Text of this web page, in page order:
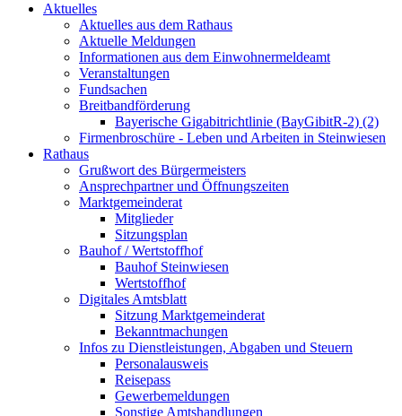
Aktuelles
Aktuelles aus dem Rathaus
Aktuelle Meldungen
Informationen aus dem Einwohnermeldeamt
Veranstaltungen
Fundsachen
Breitbandförderung
Bayerische Gigabitrichtlinie (BayGibitR-2) (2)
Firmenbroschüre - Leben und Arbeiten in Steinwiesen
Rathaus
Grußwort des Bürgermeisters
Ansprechpartner und Öffnungszeiten
Marktgemeinderat
Mitglieder
Sitzungsplan
Bauhof / Wertstoffhof
Bauhof Steinwiesen
Wertstoffhof
Digitales Amtsblatt
Sitzung Marktgemeinderat
Bekanntmachungen
Infos zu Dienstleistungen, Abgaben und Steuern
Personalausweis
Reisepass
Gewerbemeldungen
Sonstige Amtshandlungen